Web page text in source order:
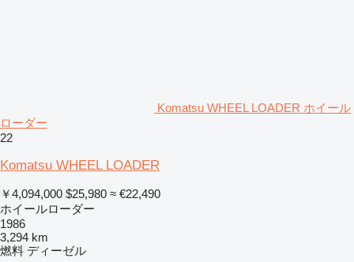
Komatsu WHEEL LOADER ホイール
ローダー
22
Komatsu WHEEL LOADER
￥4,094,000 $25,980 ≈ €22,490
ホイールローダー
1986
3,294 km
燃料 ディーゼル